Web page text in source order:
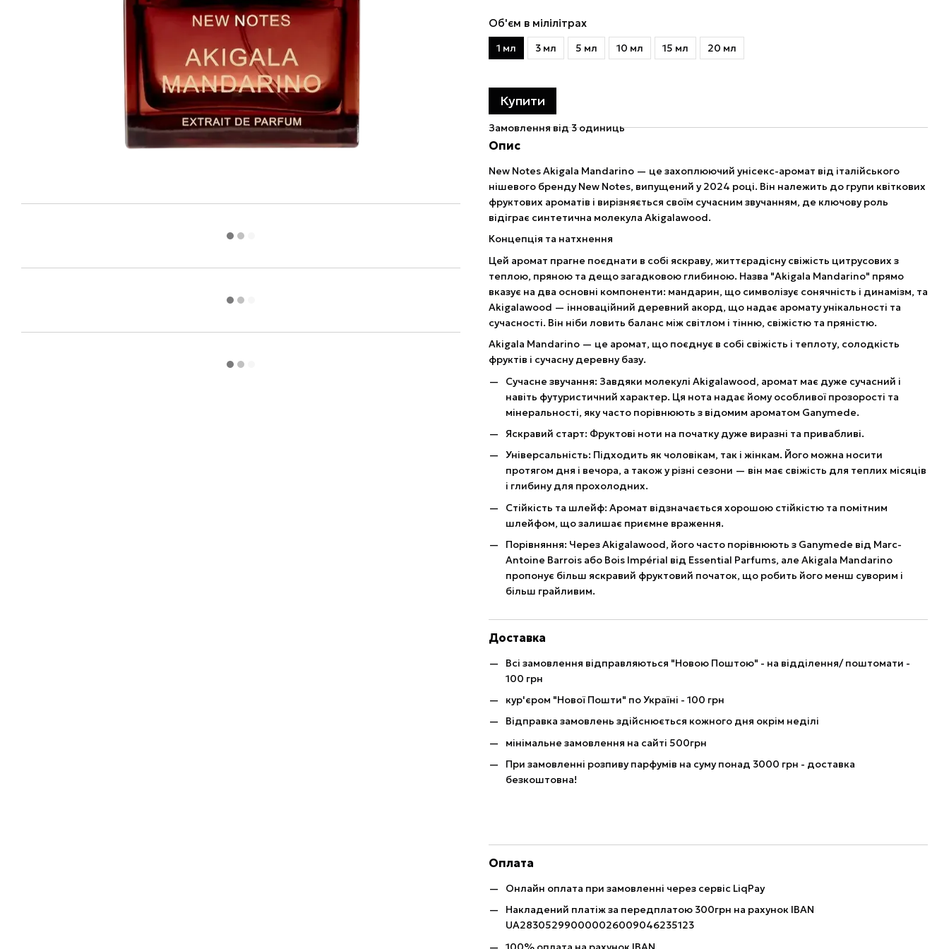
Об'єм в мілілітрах
1 мл 3 мл 5 мл 10 мл 15 мл 20 мл
Купити
Замовлення від 3 одиниць
Опис
New Notes Akigala Mandarino — це захоплюючий унісекс-аромат від італійського
нішевого бренду New Notes, випущений у 2024 році. Він належить до групи квіткових
фруктових ароматів і вирізняється своїм сучасним звучанням, де ключову роль
відіграє синтетична молекула Akigalawood.
Концепція та натхнення
Цей аромат прагне поєднати в собі яскраву, життєрадісну свіжість цитрусових з
теплою, пряною та дещо загадковою глибиною. Назва "Akigala Mandarino" прямо
вказує на два основні компоненти: мандарин, що символізує сонячність і динамізм, та
Akigalawood — інноваційний деревний акорд, що надає аромату унікальності та
сучасності. Він ніби ловить баланс між світлом і тінню, свіжістю та пряністю.
Akigala Mandarino — це аромат, що поєднує в собі свіжість і теплоту, солодкість
фруктів і сучасну деревну базу.
Сучасне звучання: Завдяки молекулі Akigalawood, аромат має дуже сучасний і
навіть футуристичний характер. Ця нота надає йому особливої прозорості та
мінеральності, яку часто порівнюють з відомим ароматом Ganymede.
Яскравий старт: Фруктові ноти на початку дуже виразні та привабливі.
Універсальність: Підходить як чоловікам, так і жінкам. Його можна носити
протягом дня і вечора, а також у різні сезони — він має свіжість для теплих місяців
і глибину для прохолодних.
Стійкість та шлейф: Аромат відзначається хорошою стійкістю та помітним
шлейфом, що залишає приємне враження.
Порівняння: Через Akigalawood, його часто порівнюють з Ganymede від Marc-
Antoine Barrois або Bois Impérial від Essential Parfums, але Akigala Mandarino
пропонує більш яскравий фруктовий початок, що робить його менш суворим і
більш грайливим.
Доставка
Всі замовлення відправляються "Новою Поштою" - на відділення/ поштомати -
100 грн
кур'єром "Нової Пошти" по Україні - 100 грн
Відправка замовлень здійснюється кожного дня окрім неділі
мінімальне замовлення на сайті 500грн
При замовленні розпиву парфумів на суму понад 3000 грн - доставка
безкоштовна!
Оплата
Онлайн оплата при замовленні через сервіс LiqPay
Накладений платіж за передплатою 300грн на рахунок IBAN
UA283052990000026009046235123